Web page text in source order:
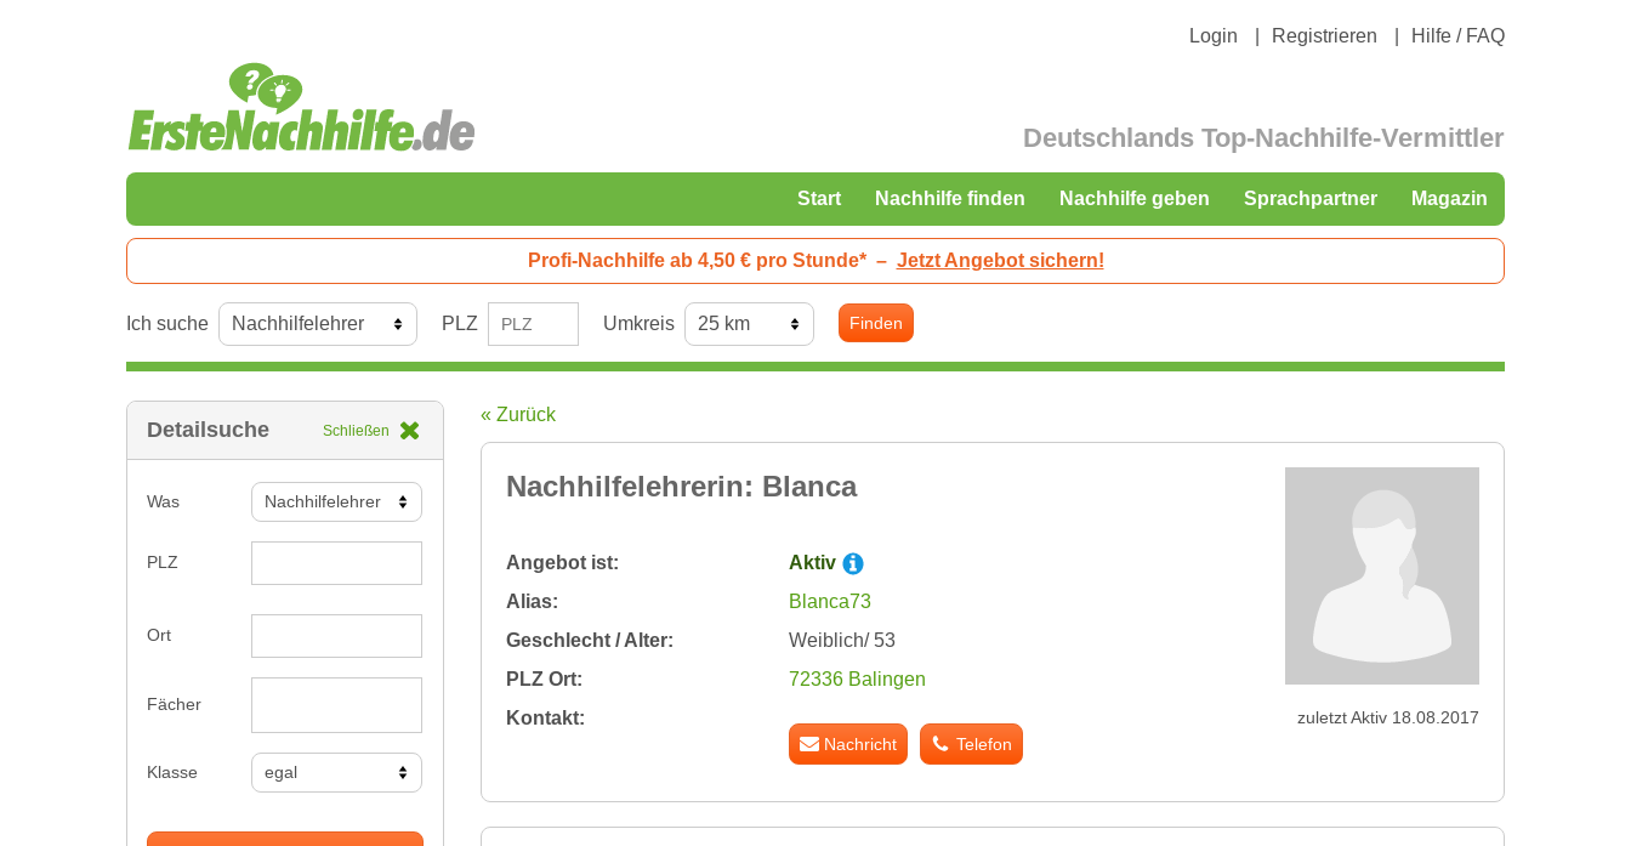
Login Registrieren Hilfe / FAQ
Deutschlands Top-Nachhilfe-Vermittler
Start Nachhilfe finden Nachhilfe geben Sprachpartner Magazin
Profi-Nachhilfe ab 4,50 € pro Stunde* – Jetzt Angebot sichern!
Ich suche PLZ Umkreis Finden
Detailsuche Schließen
Was
PLZ
Ort
Fächer
Klasse
« Zurück
Nachhilfelehrerin: Blanca
Angebot ist:
Aktiv
Alias:
Blanca73
Geschlecht / Alter:
Weiblich/ 53
PLZ Ort:
72336 Balingen
Kontakt:
Nachricht Telefon
zuletzt Aktiv 18.08.2017